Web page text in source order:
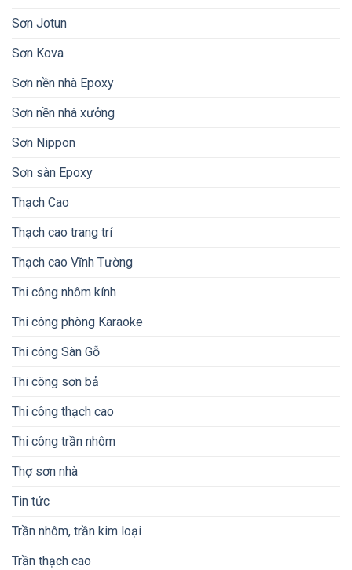
Sơn Jotun
Sơn Kova
Sơn nền nhà Epoxy
Sơn nền nhà xưởng
Sơn Nippon
Sơn sàn Epoxy
Thạch Cao
Thạch cao trang trí
Thạch cao Vĩnh Tường
Thi công nhôm kính
Thi công phòng Karaoke
Thi công Sàn Gỗ
Thi công sơn bả
Thi công thạch cao
Thi công trần nhôm
Thợ sơn nhà
Tin tức
Trần nhôm, trần kim loại
Trần thạch cao